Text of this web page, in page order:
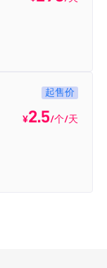
起售价
¥2.5/个/天